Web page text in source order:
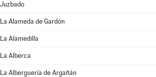
Juzbado
La Alameda de Gardón
La Alamedilla
La Alberca
La Alberguería de Argañán